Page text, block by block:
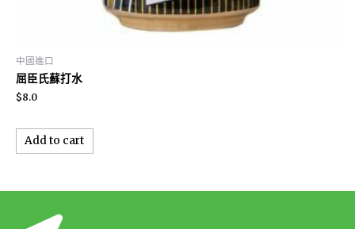
中國進口
屈臣氏蘇打水
$8.0
Add to cart